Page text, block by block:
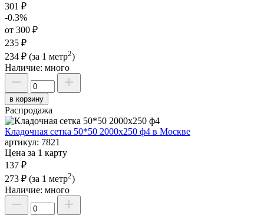
301 ₽
-0.3%
от 300 ₽
235 ₽
234 ₽ (за 1 метр2)
Наличие: много
в корзину
Распродажа
Кладочная сетка 50*50 2000х250 ф4 в Москве
артикул: 7821
Цена за 1 карту
137 ₽
273 ₽ (за 1 метр2)
Наличие: много